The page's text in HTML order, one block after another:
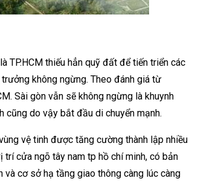
TP.HCM thiếu hẳn quỹ đất để tiến triển các
không ngừng. Theo đánh giá từ
Sài gòn vẫn sẽ không ngừng là khuynh
cũng do vậy bắt đầu di chuyển mạnh.
vệ tinh được tăng cường thành lập nhiều
cửa ngõ tây nam tp hồ chí minh, có bản
và cơ sở hạ tầng giao thông càng lúc càng